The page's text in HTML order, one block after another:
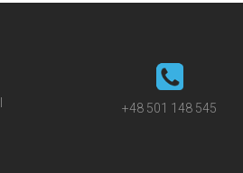
+48 501 148 545